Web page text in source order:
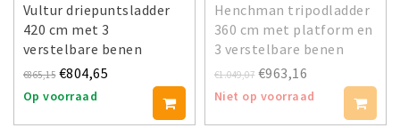
Vultur driepuntsladder
420 cm met 3
verstelbare benen
€865,15 €804,65
Op voorraad
Henchman tripodladder
360 cm met platform en
3 verstelbare benen
€1.049,07 €963,16
Niet op voorraad